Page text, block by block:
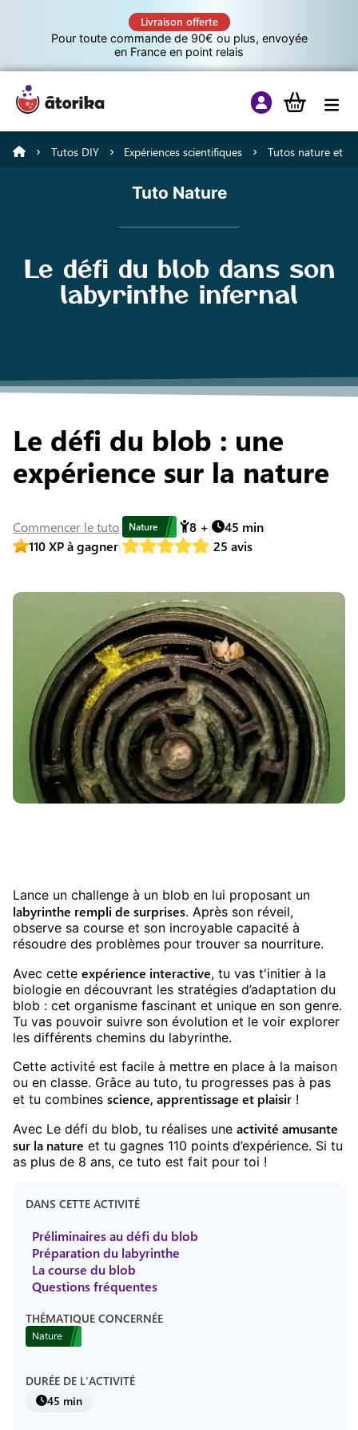
Livraison offerte
Pour toute commande de 90€ ou plus, envoyée
en France en point relais
Jeux éducatifs
Culture G
Tutos DIY Expériences scientifiques Tutos nature et
Tuto Nature
Le défi du blob dans son
labyrinthe infernal
Le défi du blob : une
expérience sur la nature
Commencer le tuto Nature 8 + 45 min
110XP à gagner 25 avis
Lance un challenge à un blob en lui proposant un
labyrinthe rempli de surprises. Après son réveil,
observe sa course et son incroyable capacité à
résoudre des problèmes pour trouver sa nourriture.
Avec cette expérience interactive, tu vas t'initier à la
biologie en découvrant les stratégies d’adaptation du
blob : cet organisme fascinant et unique en son genre.
Tu vas pouvoir suivre son évolution et le voir explorer
les différents chemins du labyrinthe.
Cette activité est facile à mettre en place à la maison
ou en classe. Grâce au tuto, tu progresses pas à pas
et tu combines science, apprentissage et plaisir !
Avec Le défi du blob, tu réalises une activité amusante
sur la nature et tu gagnes 110 points d’expérience. Si tu
as plus de 8 ans, ce tuto est fait pour toi !
DANS CETTE ACTIVITÉ
Préliminaires au défi du blob
Préparation du labyrinthe
La course du blob
Questions fréquentes
THÉMATIQUE CONCERNÉE
Nature
DURÉE DE L'ACTIVITÉ
45 min